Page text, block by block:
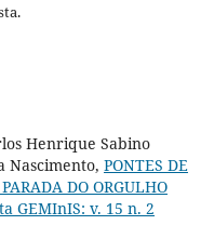
Henrique Sabino
Nascimento, PONTES DE
DO ORGULHO
GEMInIS: v. 15 n. 2